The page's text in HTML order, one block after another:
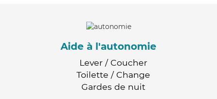
Aide à l'autonomie
Lever / Coucher
Toilette / Change
Gardes de nuit